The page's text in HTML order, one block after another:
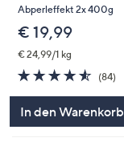
Abperleffekt 2x 400g
€ 19,99
€ 24,99/1 kg
4.5
von
5
(84)
In den Warenkorb